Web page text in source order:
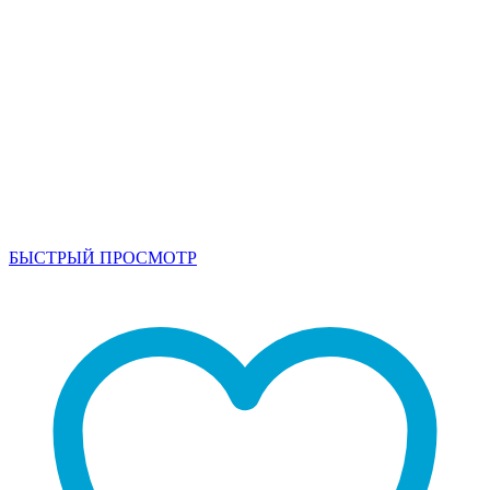
БЫСТРЫЙ ПРОСМОТР